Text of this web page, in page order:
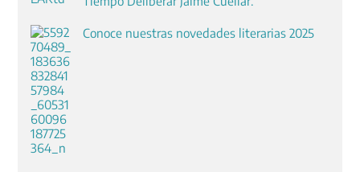
Conoce nuestras novedades literarias 2025